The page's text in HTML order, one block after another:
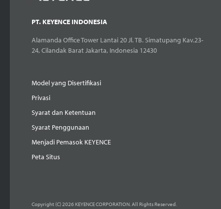
PT. KEYENCE INDONESIA
Alamanda Office Tower Lantai 20 Jl. TB. Simatupang Kav.23-
24, Cilandak Barat Jakarta, Indonesia 12430
Model yang Disertifikasi
Privasi
Syarat dan Ketentuan
Syarat Penggunaan
Menjadi Pemasok KEYENCE
Peta Situs
Copyright (C) 2026 KEYENCE CORPORATION. All Rights Reserved.